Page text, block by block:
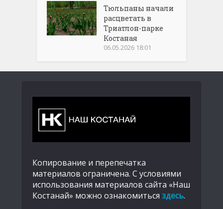
Тюльпаны начали
расцветать в
Триатлон-парке
Костаная
06.05.2026 18:01
Копирование и перепечатка
материалов ограничена. С условиями
использования материалов сайта «Наш
Костанай» можно ознакомиться здесь.